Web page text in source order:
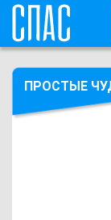
ПРОСТЫЕ